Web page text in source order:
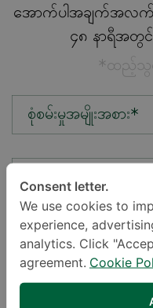
အောက်ပါအချက်အလက်မ
၄၈ နာရီအတွင်
*ထည့်သွ
စုံစမ်းမှုအမျိုးအစား*
တည်နေရာ*
မေးလိုသောမေးခွန်း*
Consent letter.
We use cookies to
experience,
analytics. Click
agreement. Cookie